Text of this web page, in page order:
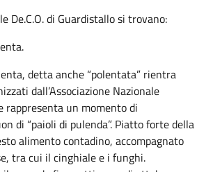
De.C.O. di Guardistallo si trovano:
detta anche “polentata” rientra
dall’Associazione Nazionale
rappresenta un momento di
di “paioli di pulenda”. Piatto forte della
alimento contadino, accompagnato
tra cui il cinghiale e i funghi.